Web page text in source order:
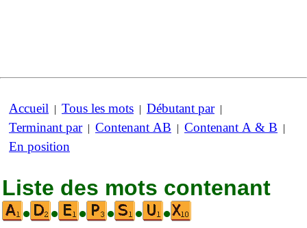
Accueil | Tous les mots | Débutant par|
Terminant par| Contenant AB | Contenant A & B |
En position
Liste des mots contenant
•
• • • • •